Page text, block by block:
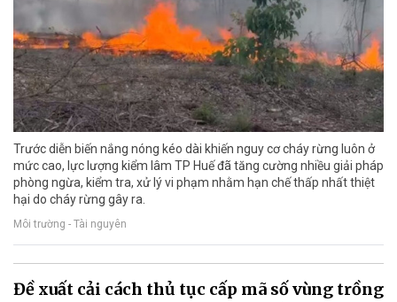
Trước diễn biến nắng nóng kéo dài khiến nguy cơ cháy rừng luôn ở
mức cao, lực lượng kiểm lâm TP Huế đã tăng cường nhiều giải pháp
phòng ngừa, kiểm tra, xử lý vi phạm nhằm hạn chế thấp nhất thiệt
hại do cháy rừng gây ra.
Môi trường - Tài nguyên
Đề xuất cải cách thủ tục cấp mã số vùng trồng